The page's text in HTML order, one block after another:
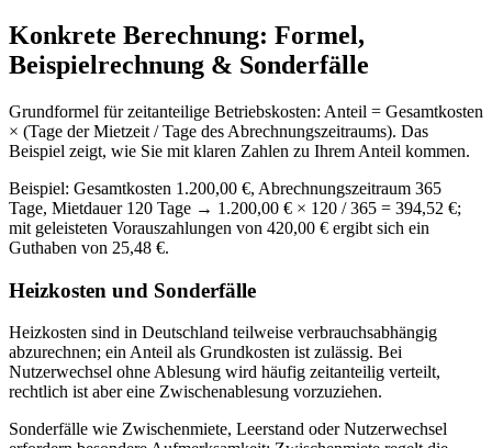
Konkrete Berechnung: Formel,
Beispielrechnung & Sonderfälle
Grundformel für zeitanteilige Betriebskosten: Anteil = Gesamtkosten
× (Tage der Mietzeit / Tage des Abrechnungszeitraums). Das
Beispiel zeigt, wie Sie mit klaren Zahlen zu Ihrem Anteil kommen.
Beispiel: Gesamtkosten 1.200,00 €, Abrechnungszeitraum 365
Tage, Mietdauer 120 Tage → 1.200,00 € × 120 / 365 = 394,52 €;
mit geleisteten Vorauszahlungen von 420,00 € ergibt sich ein
Guthaben von 25,48 €.
Heizkosten und Sonderfälle
Heizkosten sind in Deutschland teilweise verbrauchsabhängig
abzurechnen; ein Anteil als Grundkosten ist zulässig. Bei
Nutzerwechsel ohne Ablesung wird häufig zeitanteilig verteilt,
rechtlich ist aber eine Zwischenablesung vorzuziehen.
Sonderfälle wie Zwischenmiete, Leerstand oder Nutzerwechsel